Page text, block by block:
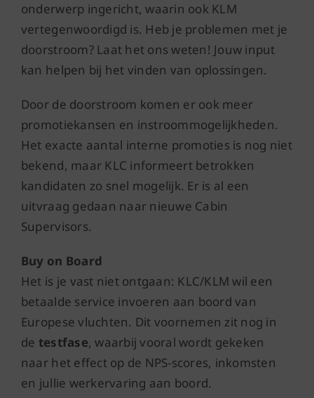
onderwerp ingericht, waarin ook KLM
vertegenwoordigd is. Heb je problemen met je
doorstroom? Laat het ons weten! Jouw input
kan helpen bij het vinden van oplossingen.
Door de doorstroom komen er ook meer
promotiekansen en instroommogelijkheden.
Het exacte aantal interne promoties is nog niet
bekend, maar KLC informeert betrokken
kandidaten zo snel mogelijk. Er is al een
uitvraag gedaan naar nieuwe Cabin
Supervisors.
Buy on Board
Het is je vast niet ontgaan: KLC/KLM wil een
betaalde service invoeren aan boord van
Europese vluchten. Dit voornemen zit nog in
de testfase, waarbij vooral wordt gekeken
naar het effect op de NPS-scores, inkomsten
en jullie werkervaring aan boord.